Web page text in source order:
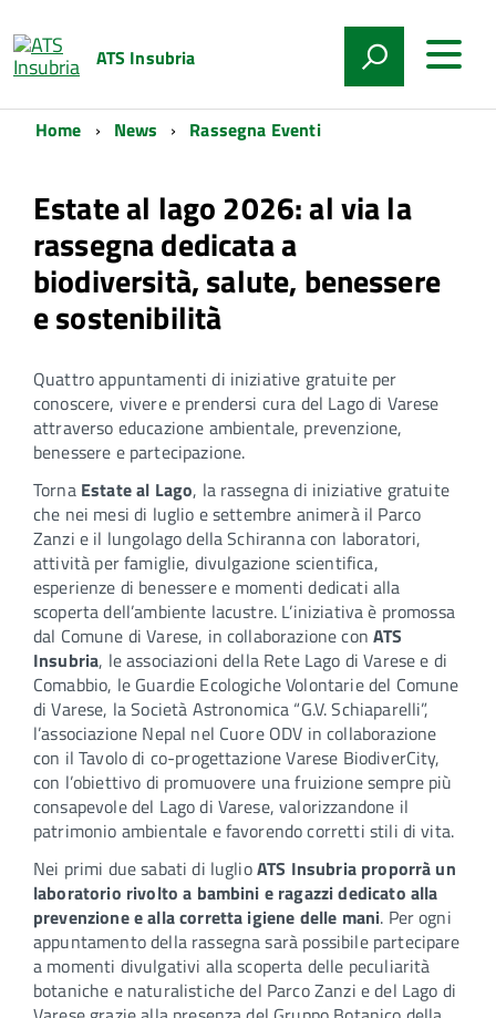
ATS Insubria
Home News Rassegna Eventi
Estate al lago 2026: al via la
rassegna dedicata a
biodiversità, salute, benessere
e sostenibilità
Quattro appuntamenti di iniziative gratuite per
conoscere, vivere e prendersi cura del Lago di Varese
attraverso educazione ambientale, prevenzione,
benessere e partecipazione.
Torna Estate al Lago, la rassegna di iniziative gratuite
che nei mesi di luglio e settembre animerà il Parco
Zanzi e il lungolago della Schiranna con laboratori,
attività per famiglie, divulgazione scientifica,
esperienze di benessere e momenti dedicati alla
scoperta dell’ambiente lacustre. L’iniziativa è promossa
dal Comune di Varese, in collaborazione conATS
Insubria, le associazioni della Rete Lago di Varese e di
Comabbio, le Guardie Ecologiche Volontarie del Comune
di Varese, la Società Astronomica “G.V. Schiaparelli”,
l’associazione Nepal nel Cuore ODV in collaborazione
con il Tavolo di co-progettazione Varese BiodiverCity,
con l’obiettivo di promuovere una fruizione sempre più
consapevole del Lago di Varese, valorizzandone il
patrimonio ambientale e favorendo corretti stili di vita.
Nei primi due sabati di luglioATS Insubria proporrà un
laboratorio rivolto a bambini e ragazzi dedicato alla
prevenzione e alla corretta igiene delle mani. Per ogni
appuntamento della rassegna sarà possibile partecipare
a momenti divulgativi alla scoperta delle peculiarità
botaniche e naturalistiche del Parco Zanzi e del Lago di